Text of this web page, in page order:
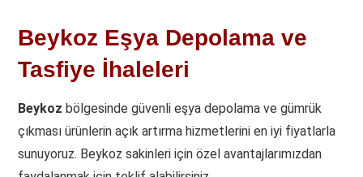
Beykoz Eşya Depolama ve
Tasfiye İhaleleri
Beykoz bölgesinde güvenli eşya depolama ve gümrük
çıkması ürünlerin açık artırma hizmetlerini en iyi fiyatlarla
sunuyoruz. Beykoz sakinleri için özel avantajlarımızdan